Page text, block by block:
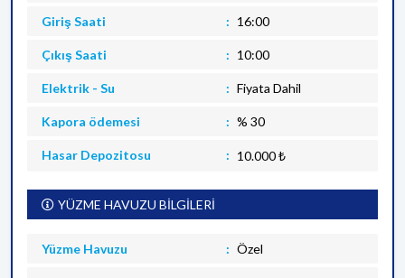
Giriş Saati 16:00
Çıkış Saati 10:00
Elektrik - Su Fiyata Dahil
Kapora ödemesi % 30
Hasar Depozitosu 10.000 ₺
YÜZME HAVUZU BİLGİLERİ
Yüzme Havuzu Özel